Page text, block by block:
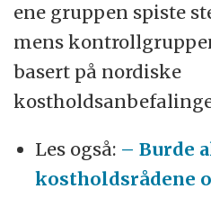
ene gruppen spiste
mens
basert på nordiske
Les også: – Burde
kostholdsrådene